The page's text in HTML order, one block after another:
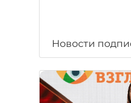
Новости